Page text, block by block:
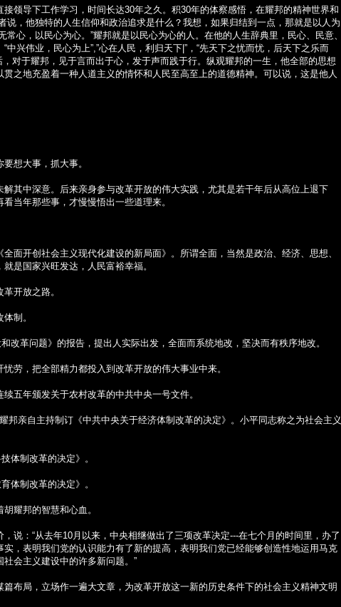
领导下工作学习，时间长达30年之久。积30年的体察感悟，在耀邦的精神世界和
说，他独特的人生信仰和政治追求是什么？我想，如果归结到一点，那就是以人为
常心，以民心为心。”耀邦就是以民心为心的人。在他的人生辞典里，民心、民意、
中兴伟业，民心为上” ”心在人民，利归天下|”，“先天下之忧而忧，后天下之乐而
，对于耀邦，见于言而出于心，发于声而践于行。纵观耀邦的一生，他全部的思想
之地充盈着一种人道主义的情怀和人民至高至上的道德精神。可以说，这是他人
想大事，抓大事。
其中深意。后来亲身参与改革开放的伟大实践，尤其是若干年后从高位上退下
当年那些事，才慢慢悟出一些道理来。
面开创社会主义现代化建设的新局面》。所谓全面，当然是政治、经济、思想、
是国家兴旺发达，人民富裕幸福。
开放之路。
制。
改革问题》的报告，提出人实际出发，全面而系统地改，坚决而有秩序地改。
劳，把全部精力都投入到改革开放的伟大事业中来。
五年颁发关于农村改革的中共中央一号文件。
邦亲自主持制订《中共中央关于经济体制改革的决定》。小平同志称之为社会主义
体制改革的决定》。
体制改革的决定》。
耀邦的智慧和心血。
说：“从去年10 月以来，中央相继做出了三项改革决定---在七个月的时间里，办了
，表明我们党的认识能力有了新的提高，表明我们党已经能够创造性地运用马克
会主义建设中的许多新问题。”
布局，立场作一遍大文章，为改革开放这一新的历史条件下的社会主义精神文明